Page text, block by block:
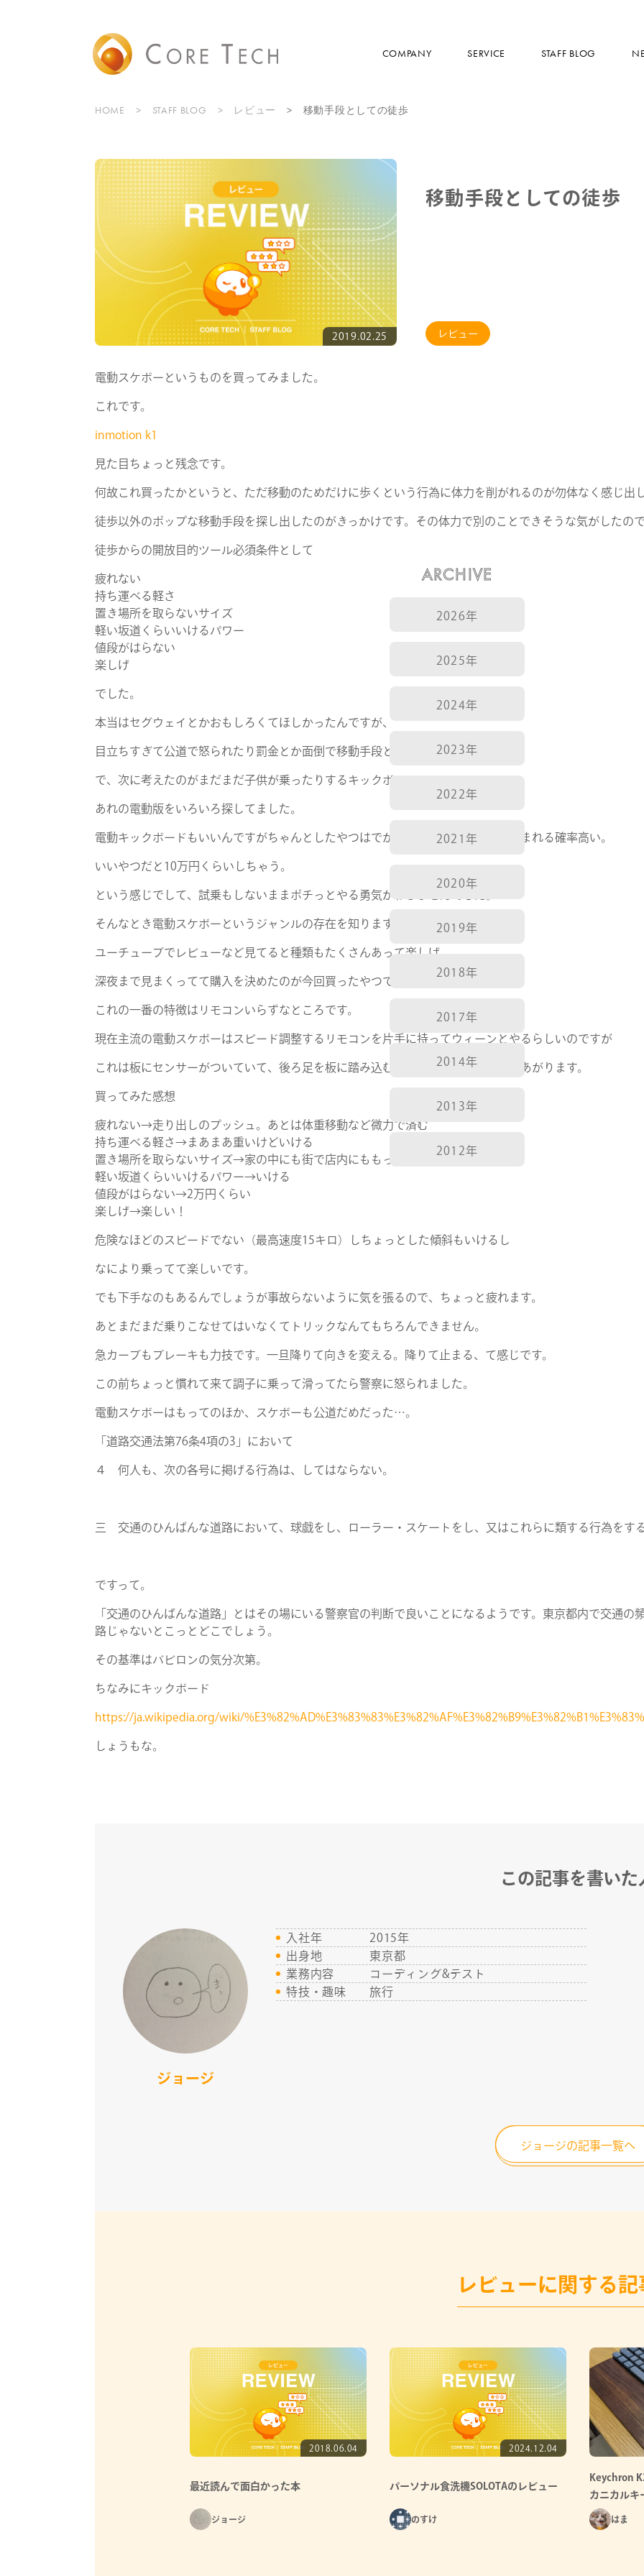
COMPANY SERVICE STAFF BLOG
NEWS
HOME STAFF BLOG レビュー 移動手段としての徒歩
2019.02.25
移動手段としての徒歩
レビュー
電動スケボーというものを買ってみました。
これです。
inmotion k1
見た目ちょっと残念です。
何故これ買ったかというと、ただ移動のためだけに歩くという行為に体力を削がれるのが勿体なく感じ出
徒歩以外のポップな移動手段を探し出したのがきっかけです。その体力で別のことできそうな気がしたの
徒歩からの開放目的ツール必須条件として
疲れない
持ち運べる軽さ
置き場所を取らないサイズ
軽い坂道くらいいけるパワー
値段がはらない
楽しげ
でした。
本当はセグウェイとかおもしろくてほしかったんですが、
目立ちすぎて公道で怒られたり罰金とか面倒で移動手段としはナシにしました。
で、次に考えたのがまだまだ子供が乗ったりするキックボード。
あれの電動版をいろいろ探してました。
電動キックボード もいいんですがちゃんとしたやつはでかい、外に置いておくと盗まれる確率高い。
いいやつだと10万円くらいしちゃう。
という感じでして、試乗もしないままポチっとやる勇気がわきませんでした。
そんなとき電動スケボーというジャンルの存在を知ります。
ユーチューブでレビューなど見てると種類もたくさんあって楽しげ。
深夜まで見まくってて購入を決めたのが今回買ったやつです。
これの一番の特徴はリモコンいらずなところです。
現在主流の電動スケボーはスピード調整するリモコンを片手に持ってウィーンとやるらしいのですが
これは板にセンサーがついていて、後ろ足を板に踏み込むことによってスピードがあがります。
買ってみた感想
疲れない→走り出しのプッシュ。あとは体重移動など微力で済む
持ち運べる軽さ→まあまあ重いけどいける
置き場所を取らないサイズ→家の中にも街で店内にももってける
軽い坂道くらいいけるパワー→いける
値段がはらない→2万円くらい
楽しげ→楽しい！
危険なほどのスピードでない（最高速度15キロ）しちょっとした傾斜もいけるし
なにより乗ってて楽しいです。
でも下手なのもあるんでしょうが事故らないように気を張るので、ちょっと疲れます。
あとまだまだ乗りこなせてはいなくてトリックなんてもちろんできません。
急カーブもブレーキも力技です。一旦降りて向きを変える。降りて止まる、て感じです。
この前ちょっと慣れて来て調子に乗って滑ってたら警察に怒られました。
電動スケボーはもってのほか、スケボーも公道だめだった…。
「道路交通法第76条4項の3」において
４ 何人も、次の各号に掲げる行為は、してはならない。
三 交通のひんぱんな道路において、球戯をし、ローラー・スケートをし、又はこれらに類する行為をす
ですって。
「交通のひんぱんな道路」とはその場にいる警察官の判断で良いことになるようです。東京都内で交通の
路じゃないとこっとどこでしょう。
その基準はバビロンの気分次第。
ちなみにキックボード
https://ja.wikipedia.org/wiki/
しょうもな。
ARCHIVE
2026年
2025年
2024年
2023年
2022年
2021年
2020年
2019年
2018年
2017年
2014年
2013年
2012年
この記事を書いた
ジョージ
入社年
2015年
出身地
東京都
業務内容
コーディング&テスト
特技・趣味
旅行
ジョージの記事一覧へ
レビューに関する
2018.06.04
最近読んで面白かった本
ジョージ
2024.12.04
パーソナル食洗機SOLOTAのレビュー
のすけ
Keychron
カニカルキ
はま